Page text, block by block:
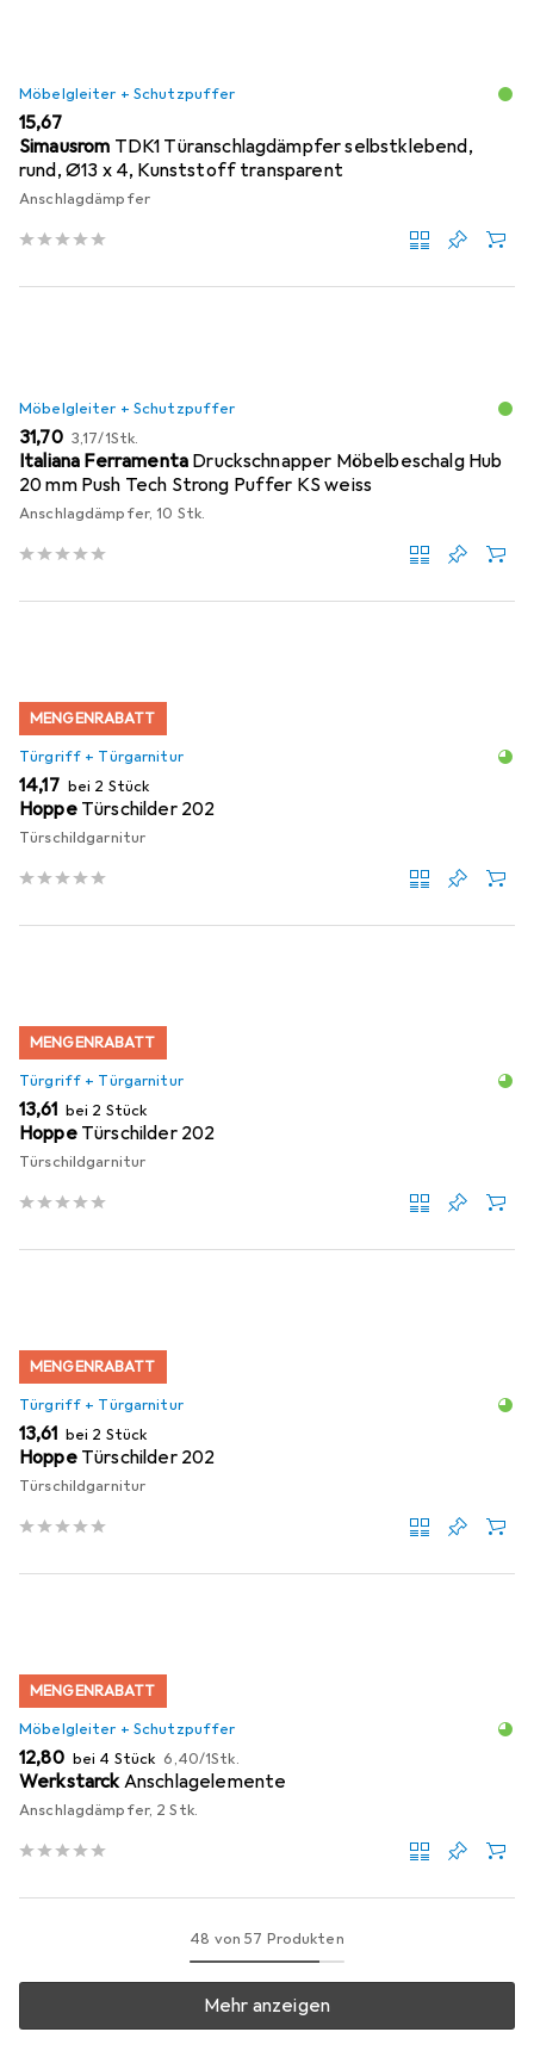
Möbelgleiter + Schutzpuffer
EUR
15,67
Simausrom TDK1 Türanschlagdämpfer selbstklebend,
rund, Ø13 x 4, Kunststoff transparent
Anschlagdämpfer
Möbelgleiter + Schutzpuffer
EUR
31,70 EUR
3,17/1Stk.
Italiana Ferramenta Druckschnapper Möbelbeschalg Hub
20 mm Push Tech Strong Puffer KS weiss
Anschlagdämpfer, 10 Stk.
MENGENRABATT
Türgriff + Türgarnitur
EUR
14,17 bei 2 Stück
Hoppe Türschilder 202
Türschildgarnitur
MENGENRABATT
Türgriff + Türgarnitur
EUR
13,61 bei 2 Stück
Hoppe Türschilder 202
Türschildgarnitur
MENGENRABATT
Türgriff + Türgarnitur
EUR
13,61 bei 2 Stück
Hoppe Türschilder 202
Türschildgarnitur
MENGENRABATT
Möbelgleiter + Schutzpuffer
EUR
12,80 bei 4 Stück EUR
6,40/1Stk.
WerkstarckAnschlagelemente
Anschlagdämpfer, 2 Stk.
48 von 57 Produkten
Mehr anzeigen